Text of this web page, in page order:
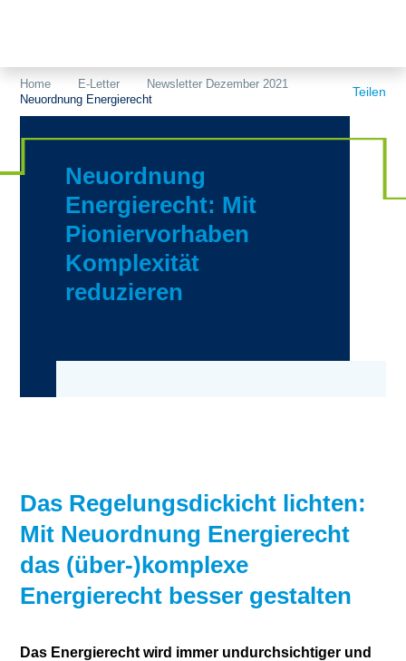
Flächen
Grundsatzfragen
News
Karriere
Schriften zum
Umweltenergierecht
Home E-Letter
Newsletter Dezember 2021
Neuordnung Energierecht
Teilen
Neuordnung
Energierecht: Mit
Pioniervorhaben
Komplexität
reduzieren
Das Regelungsdickicht lichten:
Mit Neuordnung Energierecht
das (über-)komplexe
Energierecht besser gestalten
Das Energierecht wird immer undurchsichtiger und